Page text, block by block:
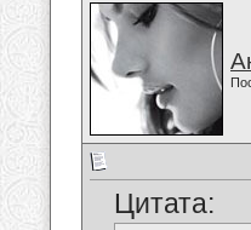
Цитата: